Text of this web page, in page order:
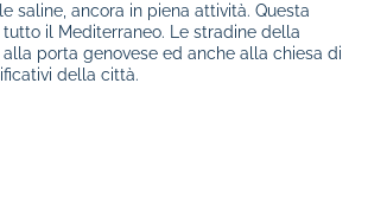
saline, ancora in piena attività. Questa
il Mediterraneo. Le stradine della
porta genovese ed anche alla chiesa di
della città.